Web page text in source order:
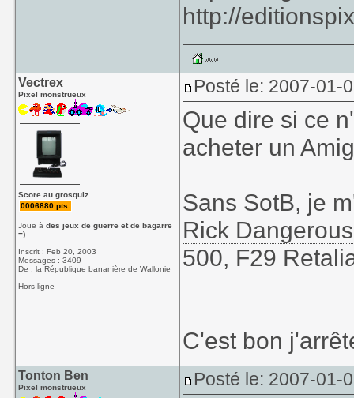
http://
Vectrex
Pixel monstrueux
Score au grosquiz
0006880 pts.
Joue àdes jeux de guerre et de bagarre
=)
Inscrit : Feb 20, 2003
Messages : 3409
De : la République bananière de Wallonie
Hors ligne
Posté le: 2007-01-
Que dire si ce
acheter un
Sans SotB, je
Rick Dangerous
500, F29
C'est bon
Tonton Ben
Pixel monstrueux Posté le: 2007-01-